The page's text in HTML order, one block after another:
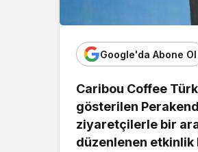
Google'da Abone Ol
Caribou Coffee
gösterilen
ziyaretçilerle bir
düzenlenen